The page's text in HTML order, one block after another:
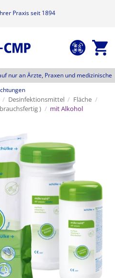
Praxis seit 1894
nur an Ärzte, Praxen und medizinische
/ Desinfektionsmittel / Fläche /
) / mit Alkohol